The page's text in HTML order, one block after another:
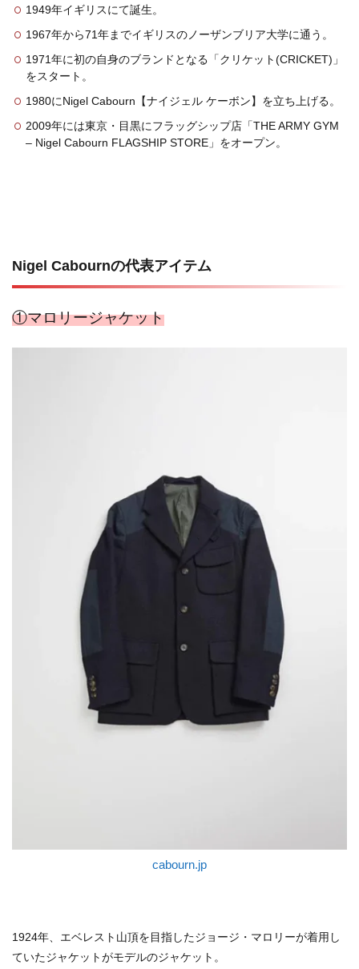
1949年イギリスにて誕生。
1967年から71年までイギリスのノーザンブリア大学に通う。
1971年に初の自身のブランドとなる「クリケット(CRICKET)」
をスタート。
1980にNigel Cabourn【ナイジェル ケーボン】を立ち上げる。
2009年には東京・目黒にフラッグシップ店「THE ARMY GYM
– Nigel Cabourn FLAGSHIP STORE」をオープン。
Nigel Cabournの代表アイテム
①マロリージャケット
cabourn.jp
1924年、エベレスト山頂を目指したジョージ・マロリーが着用し
ていたジャケットがモデルのジャケット。